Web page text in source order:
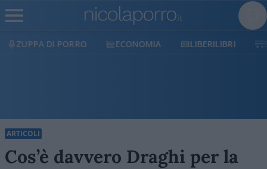
ECONOMIA LIBERILIBRI SHOP SOSTIENICI
ARTICOLI
Cos’è davvero Draghi per la